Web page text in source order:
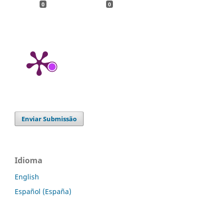
0 0
Enviar Submissão
Idioma
English
Español (España)